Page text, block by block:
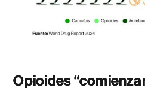
Opioides